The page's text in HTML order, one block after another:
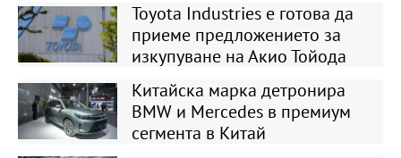
Toyota Industries е готова да
приеме предложението за
изкупуване на Акио Тойода
Китайска марка детронира
BMW и Mercedes в премиум
сегмента в Китай